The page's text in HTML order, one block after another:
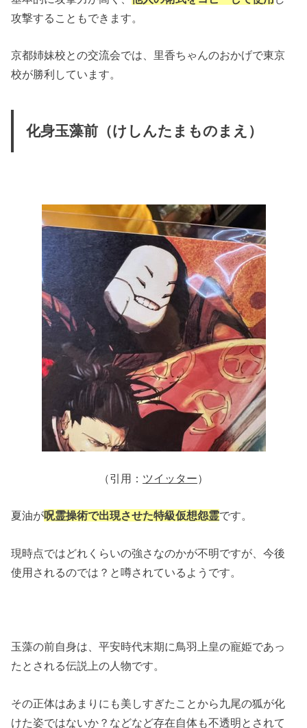
攻撃することもできます。
京都姉妹校との交流会では、里香ちゃんのおかげで東京
校が勝利しています。
化身玉藻前（けしんたまものまえ）
（引用： ツイッター）
夏油が呪霊操術で出現させた特級仮想怨霊です。
現時点ではどれくらいの強さなのかが不明ですが、今後
使用されるのでは？と噂されているようです。
玉藻の前自身は、平安時代末期に鳥羽上皇の寵姫であっ
たとされる伝説上の人物です。
その正体はあまりにも美しすぎたことから九尾の狐が化
けた姿ではないか？などなど存在自体も不透明とされて